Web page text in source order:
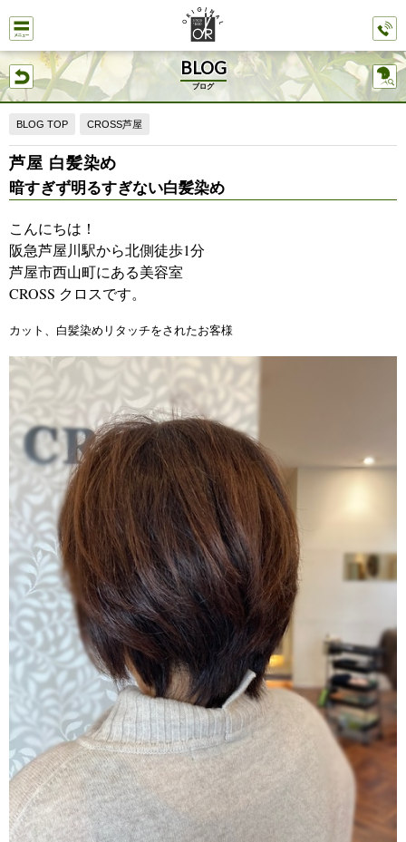
BLOG
ブログ
BLOG TOP CROSS芦屋
芦屋 白髪染め
暗すぎず明るすぎない白髪染め
こんにちは！
阪急芦屋川駅から北側徒歩1分
芦屋市西山町にある美容室
CROSS クロスです。
カット、白髪染めリタッチをされたお客様